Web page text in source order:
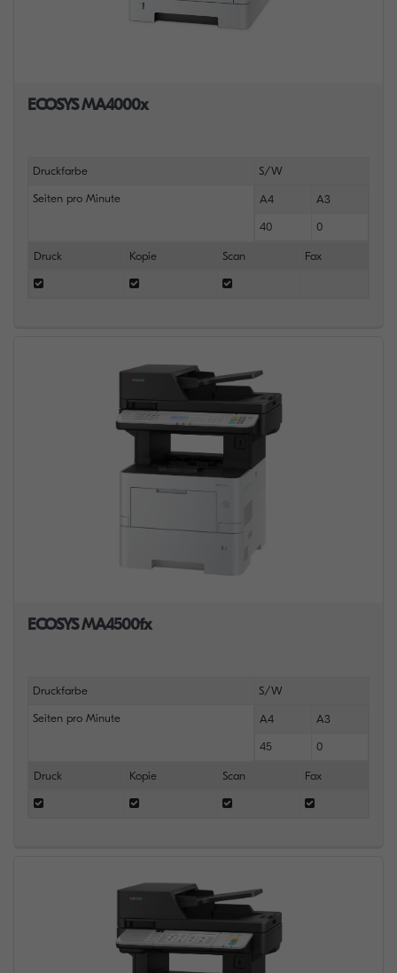
ECOSYS MA4000x
Druckfarbe S/W
Seiten pro Minute A4 A3
40 0
Druck Kopie Scan Fax
ECOSYS MA4500fx
Druckfarbe S/W
Seiten pro Minute A4 A3
45 0
Druck Kopie Scan Fax